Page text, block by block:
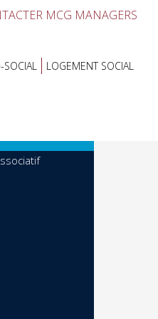
MCG MANAGERS
LOGEMENT SOCIAL